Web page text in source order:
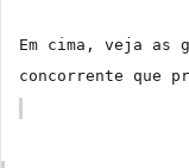
Em cima, veja as
concorrente que